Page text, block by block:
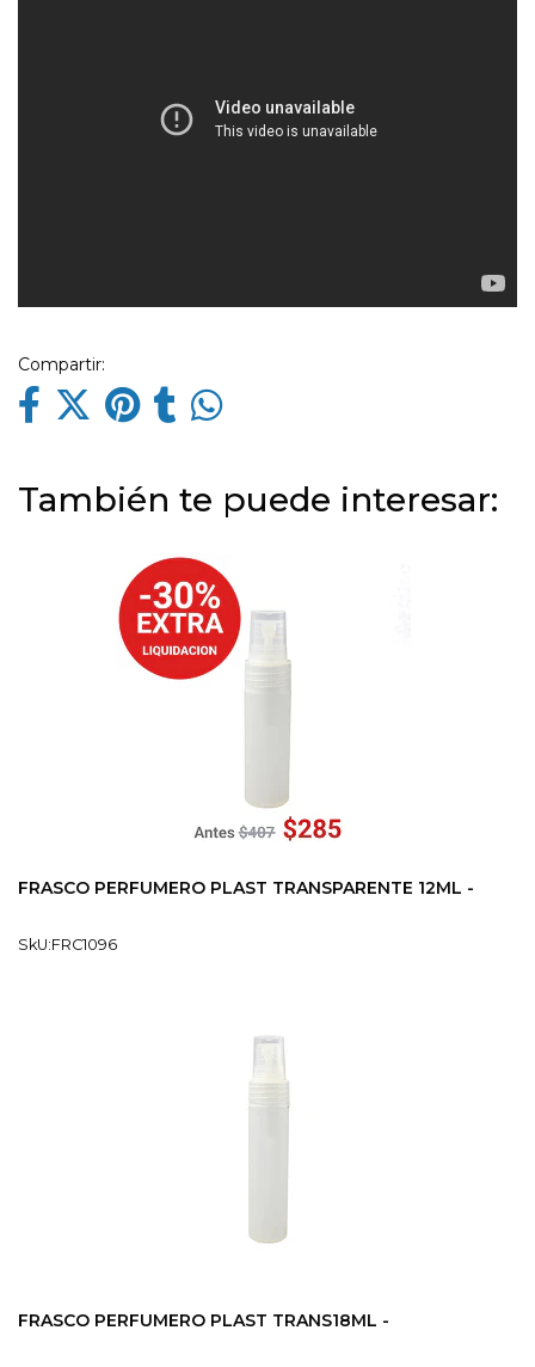
Compartir:
También te puede interesar:
FRASCO PERFUMERO PLAST TRANSPARENTE 12ML -
SkU:FRC1096
FRASCO PERFUMERO PLAST TRANS18ML -